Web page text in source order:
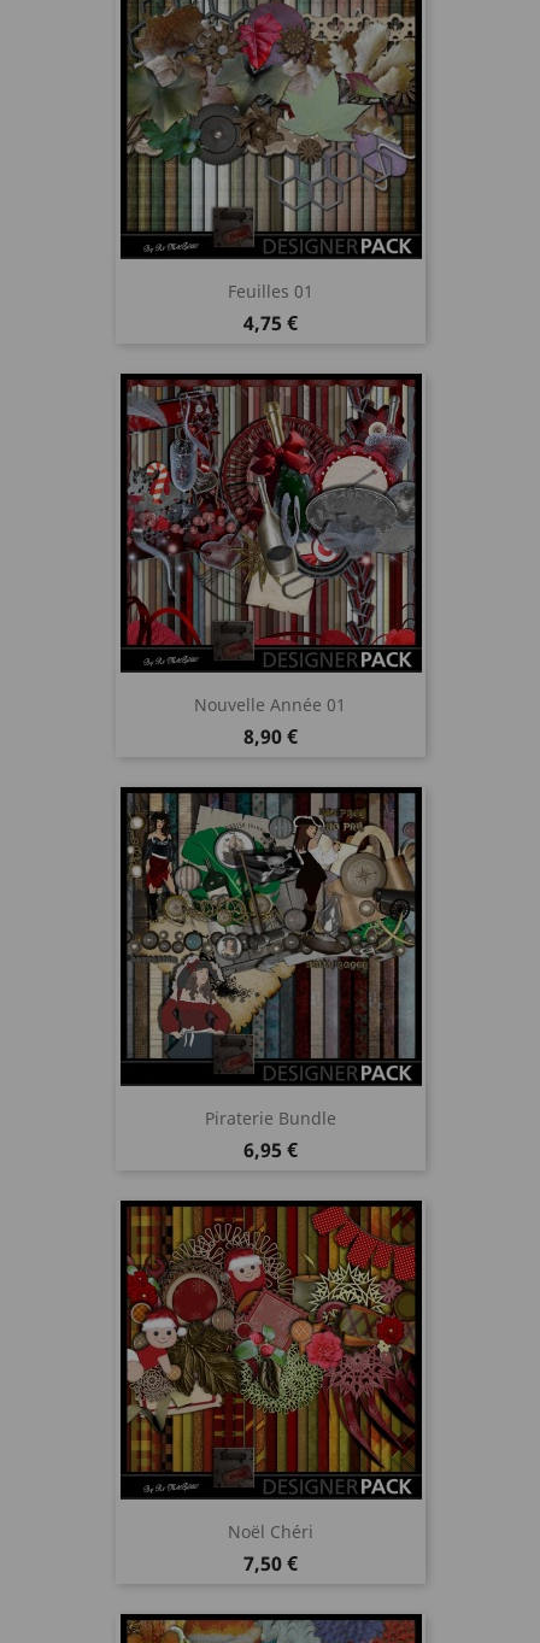
Feuilles 01
Prix
4,75 €
Nouvelle Année 01
Prix
8,90 €
Piraterie Bundle
Prix
6,95 €
Noël Chéri
Prix
7,50 €